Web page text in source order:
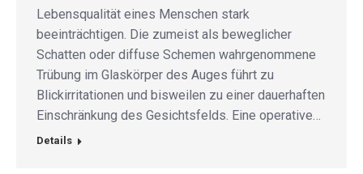
Lebensqualität eines Menschen stark
beeinträchtigen. Die zumeist als beweglicher
Schatten oder diffuse Schemen wahrgenommene
Trübung im Glaskörper des Auges führt zu
Blickirritationen und bisweilen zu einer dauerhaften
Einschränkung des Gesichtsfelds. Eine operative…
Details